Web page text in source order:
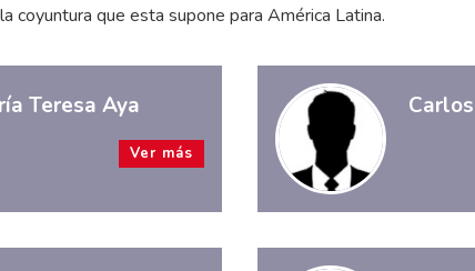
coyuntura que esta supone para América Latina.
Teresa Aya
Ver más